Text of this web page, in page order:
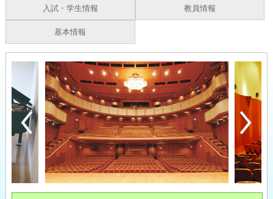
入試・学生情報 教員情報
基本情報